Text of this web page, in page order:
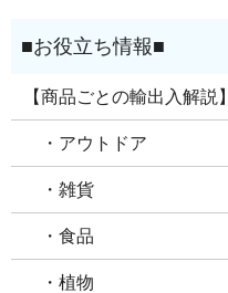
【商品ごとの輸出入解説】
・アウトドア
・雑貨
・食品
・植物